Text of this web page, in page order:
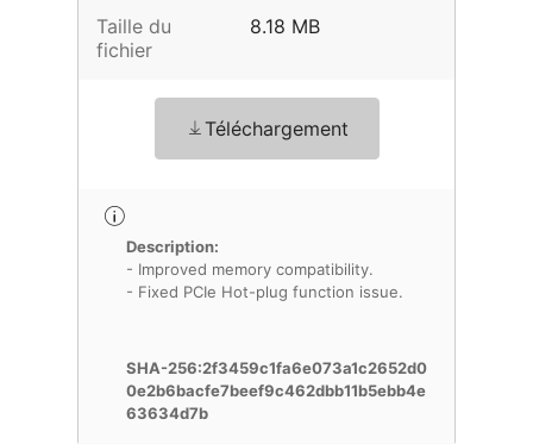
Taille du
fichier
8.18 MB
Téléchargement
Description:
- Improved memory compatibility.
- Fixed PCIe Hot-plug function issue.
SHA-256:2f3459c1fa6e073a1c2652d0
0e2b6bacfe7beef9c462dbb11b5ebb4e
63634d7b